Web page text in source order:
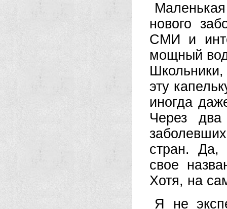
нового
СМИ и
мощный
эту
иногда
Через
стран. Да,
свое
Хотя, на
Я не